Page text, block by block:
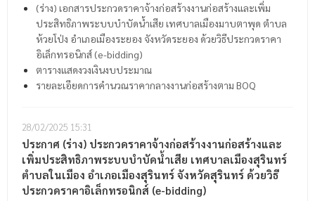
(ร่าง) เอกสารประกวดราคาจ้างก่อสร้างงานก่อสร้างและเพิ่ม
ประสิทธิภาพระบบบำบัดน้ำเสีย เทศบาลเมืองมาบตาพุด ตำบล
ห้วยโป่ง อำเภอเมืองระยอง จังหวัดระยอง ด้วยวิธีประกวดราคา
อิเล็กทรอนิกส์ (e-bidding)
ตารางแสดงวงเงินงบประมาณ
รายละเอียดการคำนวณราคากลางงานก่อสร้างตาม BOQ
28/02/2025 15:31
ประกาศ (ร่าง) ประกวดราคาจ้างก่อสร้างงานก่อสร้างและ
เพิ่มประสิทธิภาพระบบบำบัดน้ำเสีย เทศบาลเมืองสุรินทร์
ตำบลในเมือง อำเภอเมืองสุรินทร์ จังหวัดสุรินทร์ ด้วยวิธี
ประกวดราคาอิเล็กทรอนิกส์ (e-bidding)